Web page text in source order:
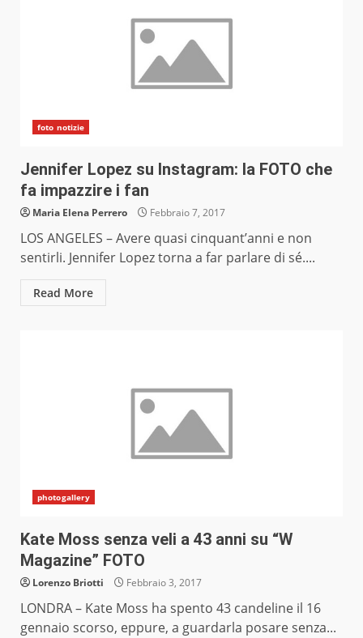
foto notizie
Jennifer Lopez su Instagram: la FOTO che
fa impazzire i fan
Maria Elena Perrero Febbraio 7, 2017
LOS ANGELES – Avere quasi cinquant’anni e non
sentirli. Jennifer Lopez torna a far parlare di sé....
Read More
photogallery
Kate Moss senza veli a 43 anni su “W
Magazine” FOTO
Lorenzo Briotti Febbraio 3, 2017
LONDRA – Kate Moss ha spento 43 candeline il 16
gennaio scorso, eppure, a guardarla posare senza...